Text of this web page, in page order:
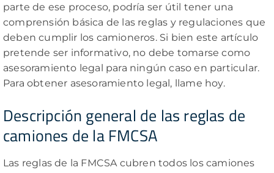
parte de ese proceso, podría ser útil tener una
comprensión básica de las reglas y regulaciones que
deben cumplir los camioneros. Si bien este artículo
pretende ser informativo, no debe tomarse como
asesoramiento legal para ningún caso en particular.
Para obtener asesoramiento legal, llame hoy.
Descripción general de las reglas de
camiones de la FMCSA
Las reglas de la FMCSA cubren todos los camiones